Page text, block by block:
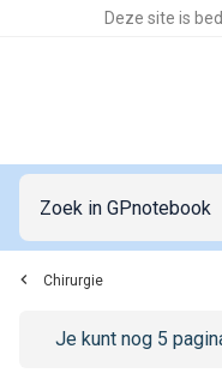
Deze site is
Chirurgie
Go to/sign-in page
Je kunt nog 5